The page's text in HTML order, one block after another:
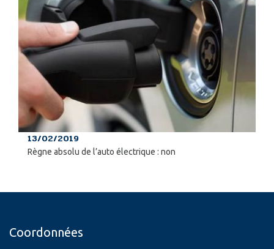
13/02/2019
Règne absolu de l’auto électrique : non
Coordonnées